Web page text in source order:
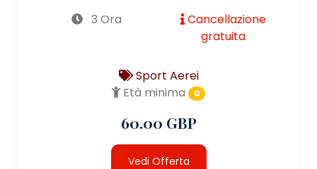
3 Ora
Cancellazione
gratuita
Sport Aerei
Età minima
0
60.00 GBP
Vedi Offerta